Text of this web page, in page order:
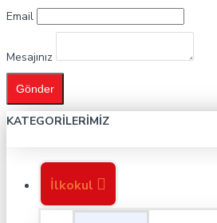
Email
Mesajınız
Gönder
KATEGORILERIMIZ
İlkokul